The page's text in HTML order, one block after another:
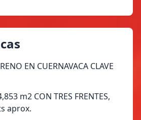
EN CUERNAVACA CLAVE
m2 CON TRES FRENTES,
aprox.